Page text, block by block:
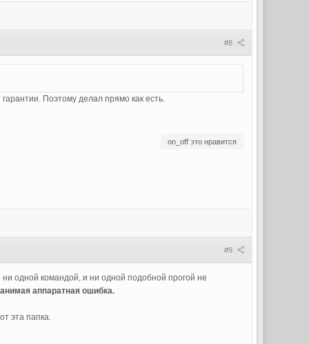
#8
Поэтому делал прямо как есть.
on_off это нравится
#9
одной командой, и ни одной подобной прогой не
аппаратная ошибка.
эта папка.